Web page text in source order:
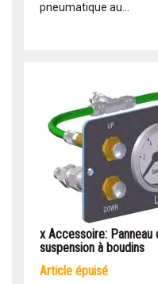
pneumatique au...
x Accessoire:
suspension à boudins
article épuisé